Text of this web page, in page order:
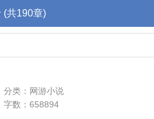
(共190章)
分类：网游小说
字数：658894